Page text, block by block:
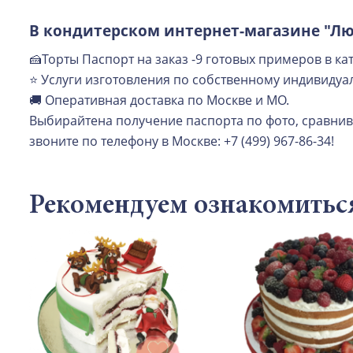
В кондитерском интернет-магазине
🍰Торты Паспорт на заказ -9 готовых примеров в
⭐ Услуги изготовления по собственному
🚚 Оперативная доставка по Москве и МО.
Выбирайтена получение паспорта по фото,
звоните по телефону в Москве: +7 (499) 967-86-34!
Рекомендуем